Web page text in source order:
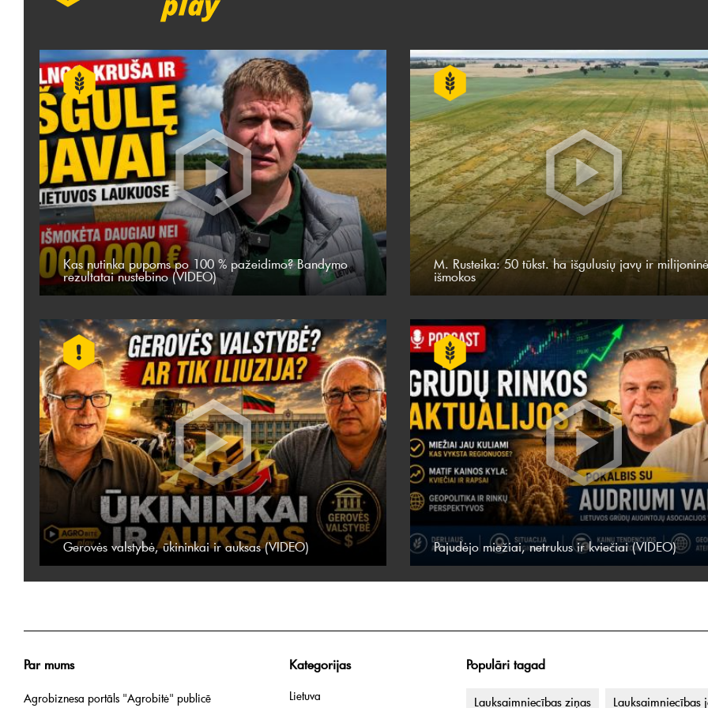
Kas nutinka pupoms po 100 % pažeidimo? Bandymo
rezultatai nustebino (VIDEO)
M. Rusteika: 50 tūkst. ha išgulusių javų ir
išmokos
Gerovės valstybė, ūkininkai ir auksas (VIDEO) Pajudėjo miežiai, netrukus ir kviečiai (VIDEO)
Par mums
Agrobiznesa portāls "Agrobitė" publicē
Populāri tagad
Lauksaimniecības ziņas Lauksaimniecības
Kategorijas
Lietuva